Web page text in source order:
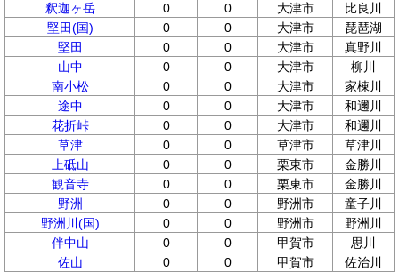
釈迦ヶ岳
0 0 大津市
比良川
堅田(国)
0 0 大津市
琵琶湖
堅田
0 0 大津市
真野川
山中
0 0 大津市
柳川
南小松
0 0 大津市
家棟川
途中
0 0 大津市
和邇川
花折峠
0 0 大津市
和邇川
草津
0 0 草津市
草津川
上砥山
0 0 栗東市
金勝川
観音寺
0 0 栗東市
金勝川
野洲
0 0 野洲市
童子川
野洲川(国)
0 0 野洲市
野洲川
伴中山
0 0 甲賀市
思川
佐山
0 0 甲賀市
佐治川